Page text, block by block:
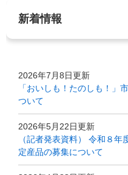
新着情報
2026年7月8日更新
「おいしも！たのしも！」
ついて
2026年5月22日更新
（記者発表資料） 令和８
定産品の募集について